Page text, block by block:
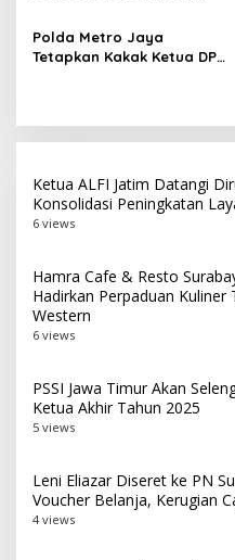
Brikom TKN Beri
Keterangan Tambahan ke
Kejari Probolinggo
Polda Metro Jaya
Tetapkan Kakak Ketua DPD
Ketua ALFI Jatim Datangi
Konsolidasi Peningkatan
6 views
Hamra Cafe & Resto
Hadirkan Perpaduan
Western
6 views
PSSI Jawa Timur Akan
Ketua Akhir Tahun 2025
5 views
Leni Eliazar Diseret ke PN
Voucher Belanja, Kerugian
4 views